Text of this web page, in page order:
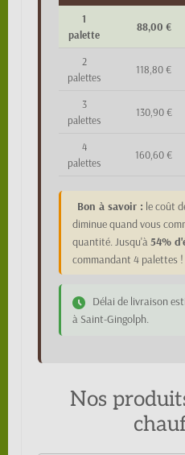
1
palette
88,00 €
2
palettes
118,80 €
3
palettes
130,90 €
4
palettes
160,60 €
Bon à savoir : le coût
diminue quand vous
quantité. Jusqu'à54%
commandant 4 palettes !
Délai de livraison
à Saint-Gingolph.
Nos